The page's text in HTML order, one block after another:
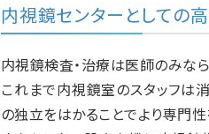
内視鏡センターとしての
内視鏡検査・治療は医師のみな
これまで内視鏡室のスタッフは
の独立をはかることでより専門